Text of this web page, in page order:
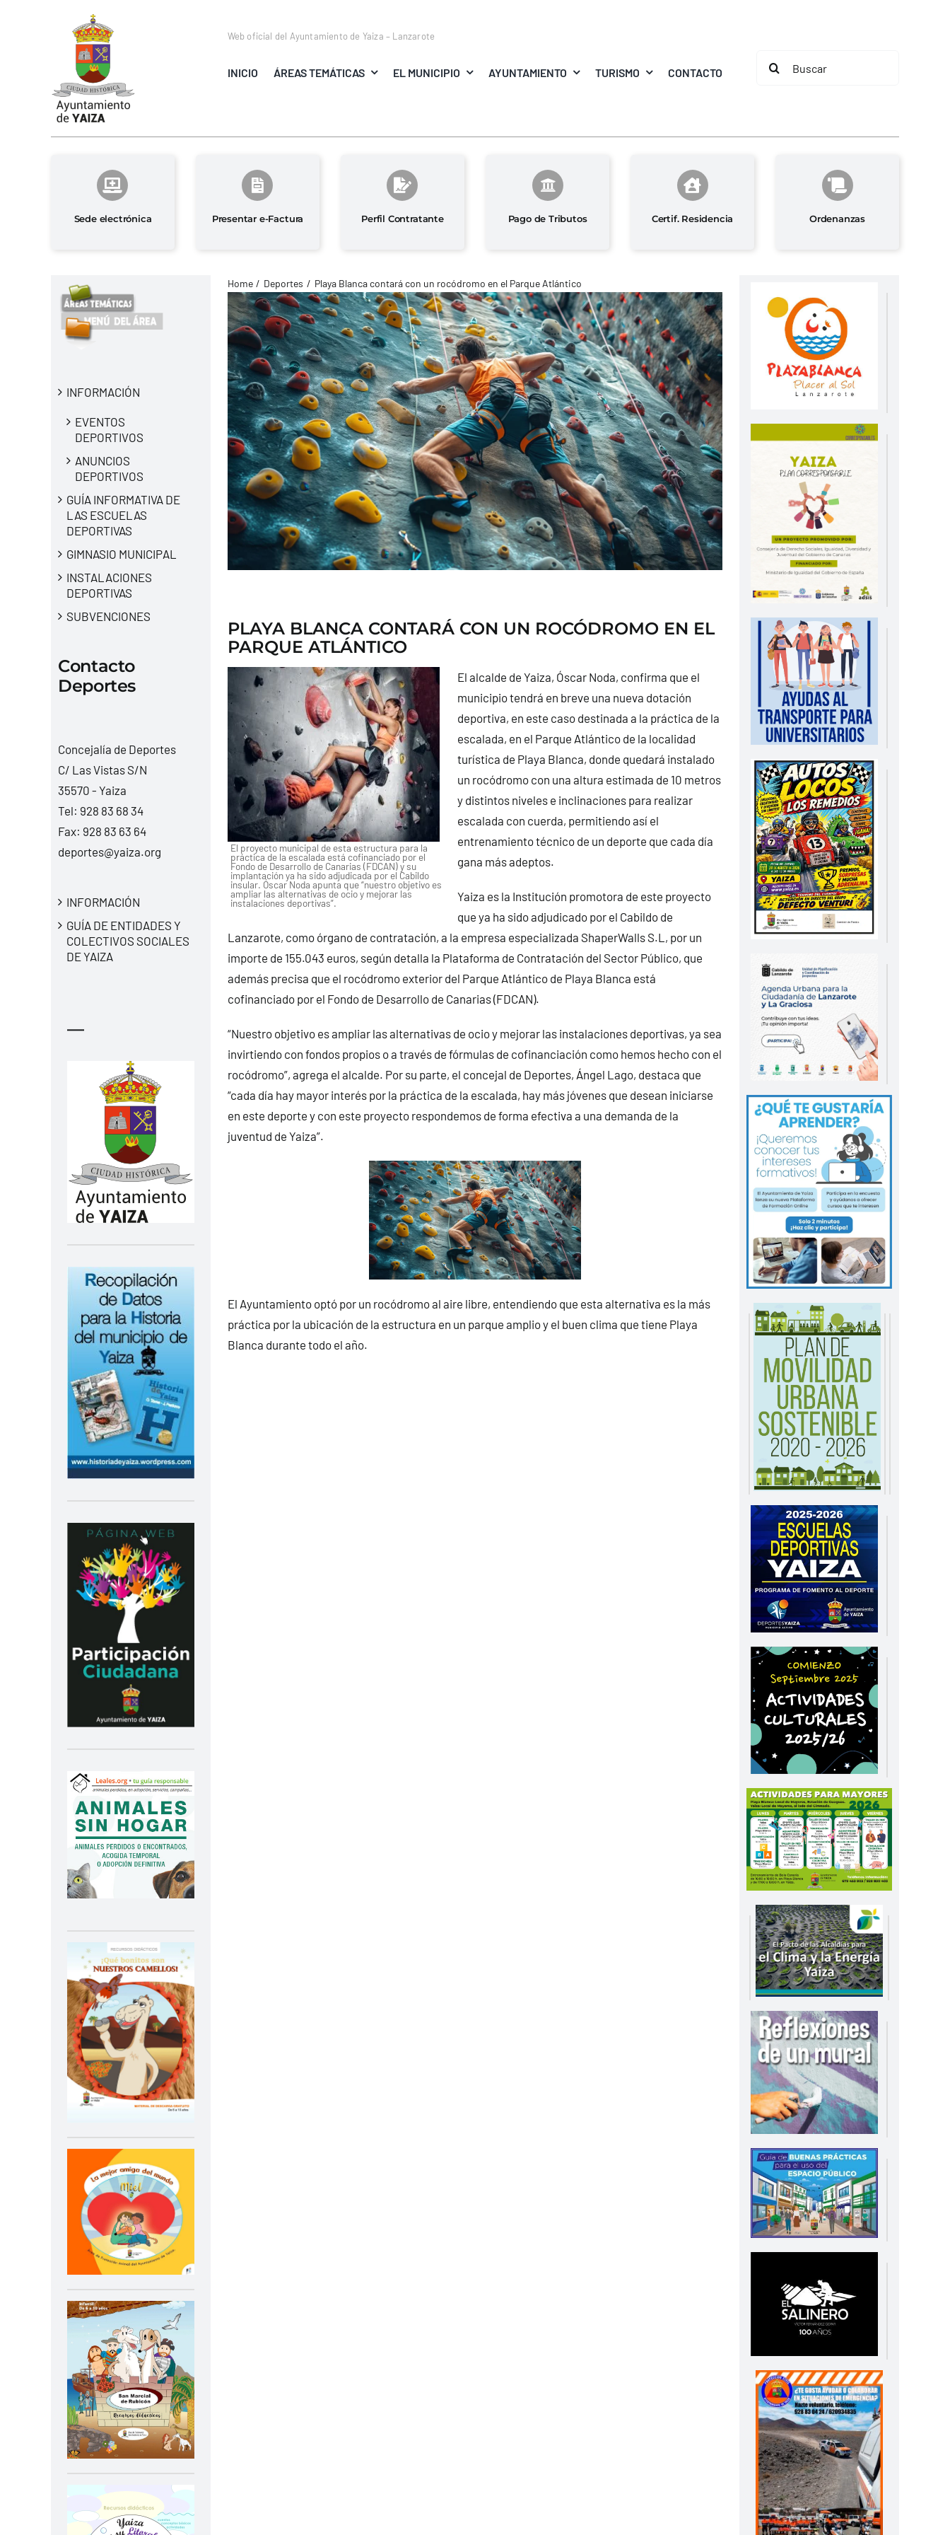
Web oficial del Ayuntamiento de Yaiza – Lanzarote
INICIO ÁREAS TEMÁTICAS EL MUNICIPIO AYUNTAMIENTO TURISMO CONTACTO
Buscar:
Sede electrónica Presentar e-Factura Perfil Contratante Pago de Tributos Certif. Residencia Ordenanzas
INFORMACIÓN
EVENTOS
DEPORTIVOS
ANUNCIOS
DEPORTIVOS
GUÍA INFORMATIVA DE
LAS ESCUELAS
DEPORTIVAS
GIMNASIO MUNICIPAL
INSTALACIONES
DEPORTIVAS
SUBVENCIONES
Contacto
Deportes
Concejalía de Deportes
C/ Las Vistas S/N
35570 - Yaiza
Tel: 928 83 68 34
Fax: 928 83 63 64
deportes@yaiza.org
INFORMACIÓN
GUÍA DE ENTIDADES Y
COLECTIVOS SOCIALES
DE YAIZA
—
Home Deportes Playa Blanca contará con un rocódromo en el Parque Atlántico
PLAYA BLANCA CONTARÁ CON UN ROCÓDROMO EN EL
PARQUE ATLÁNTICO
El proyecto municipal de esta estructura para la
práctica de la escalada está cofinanciado por el
Fondo de Desarrollo de Canarias (FDCAN) y su
implantación ya ha sido adjudicada por el Cabildo
insular. Óscar Noda apunta que “nuestro objetivo es
ampliar las alternativas de ocio y mejorar las
instalaciones deportivas”.
El alcalde de Yaiza, Óscar Noda, confirma que el
municipio tendrá en breve una nueva dotación
deportiva, en este caso destinada a la práctica de la
escalada, en el Parque Atlántico de la localidad
turística de Playa Blanca, donde quedará instalado
un rocódromo con una altura estimada de 10 metros
y distintos niveles e inclinaciones para realizar
escalada con cuerda, permitiendo así el
entrenamiento técnico de un deporte que cada día
gana más adeptos.
Yaiza es la Institución promotora de este proyecto
que ya ha sido adjudicado por el Cabildo de
Lanzarote, como órgano de contratación, a la empresa especializada ShaperWalls S.L, por un
importe de 155.043 euros, según detalla la Plataforma de Contratación del Sector Público, que
además precisa que el rocódromo exterior del Parque Atlántico de Playa Blanca está
cofinanciado por el Fondo de Desarrollo de Canarias (FDCAN).
“Nuestro objetivo es ampliar las alternativas de ocio y mejorar las instalaciones deportivas, ya sea
invirtiendo con fondos propios o a través de fórmulas de cofinanciación como hemos hecho con el
rocódromo”, agrega el alcalde. Por su parte, el concejal de Deportes, Ángel Lago, destaca que
“cada día hay mayor interés por la práctica de la escalada, hay más jóvenes que desean iniciarse
en este deporte y con este proyecto respondemos de forma efectiva a una demanda de la
juventud de Yaiza”.
El Ayuntamiento optó por un rocódromo al aire libre, entendiendo que esta alternativa es la más
práctica por la ubicación de la estructura en un parque amplio y el buen clima que tiene Playa
Blanca durante todo el año.